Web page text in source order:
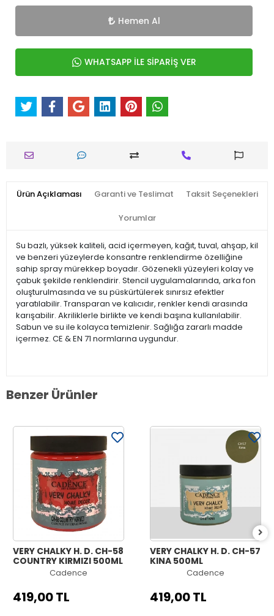
Hemen Al
WHATSAPP İLE SİPARİŞ VER
Ürün Açıklaması Garanti ve Teslimat Taksit Seçenekleri
Yorumlar
Su bazlı, yüksek kaliteli, acid içermeyen, kağıt, tuval, ahşap, kil
ve benzeri yüzeylerde konsantre renklendirme özelliğine
sahip spray mürekkep boyadır. Gözenekli yüzeyleri kolay ve
çabuk şekilde renklendirir. Stencil uygulamalarında, arka fon
oluşturulmasında ve su püskürtülerek sınırsız efektler
yaratılabilir. Transparan ve kalıcıdır, renkler kendi arasında
karışabilir. Akriliklerle birlikte ve kendi başına kullanılabilir.
Sabun ve su ile kolayca temizlenir. Sağlığa zararlı madde
içermez. CE & EN 71 normlarına uygundur.
Benzer Ürünler
VERY CHALKY H. D. CH-58
COUNTRY KIRMIZI 500ML
Cadence
419,00 TL
VERY CHALKY H. D. CH-57
KINA 500ML
Cadence
419,00 TL